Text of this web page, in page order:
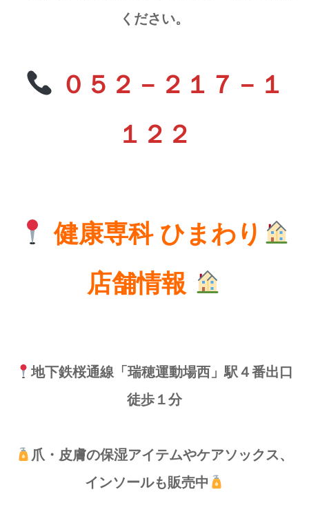
ください。
０５２－２１７－１
１２２
健康専科 ひまわり
店舗情報
地下鉄桜通線「瑞穂運動場西」駅４番出口
徒歩１分
爪・皮膚の保湿アイテムやケアソックス、
インソールも販売中